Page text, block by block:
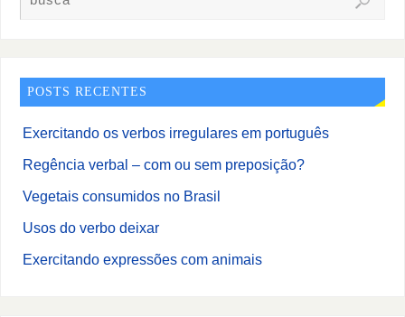
POSTS RECENTES
Exercitando os verbos irregulares em português
Regência verbal – com ou sem preposição?
Vegetais consumidos no Brasil
Usos do verbo deixar
Exercitando expressões com animais